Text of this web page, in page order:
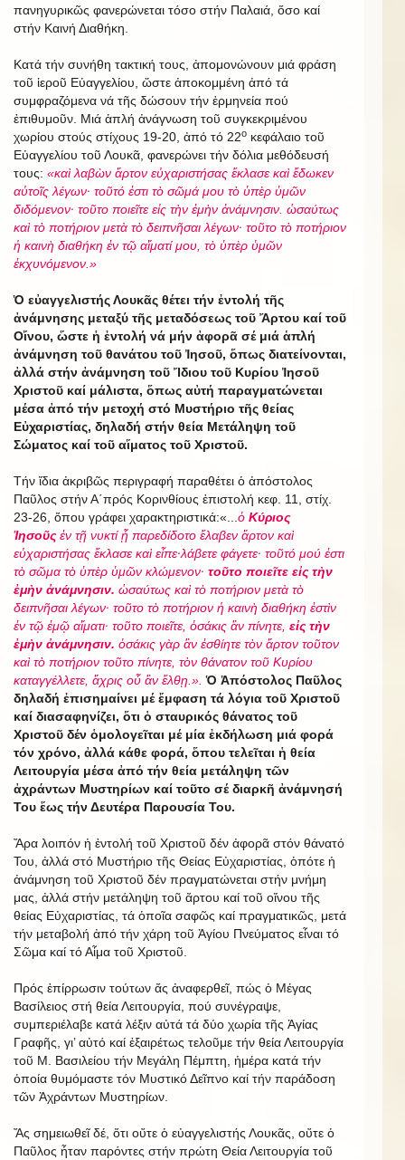
πανηγυρικῶς φανερώνεται τόσο στήν Παλαιά, ὅσο καί
στήν Καινή Διαθήκη.
Κατά τήν συνήθη τακτική τους, ἀπομονώνουν μιά φράση
τοῦ ἱεροῦ Εὐαγγελίου, ὥστε ἀποκομμένη ἀπό τά
συμφραζόμενα νά τῆς δώσουν τήν ἑρμηνεία πού
ἐπιθυμοῦν. Μιά ἁπλή ἀνάγνωση τοῦ συγκεκριμένου
χωρίου στούς στίχους 19-20, ἀπό τό 22ο κεφάλαιο τοῦ
Εὐαγγελίου τοῦ Λουκᾶ, φανερώνει τήν δόλια μεθόδευσή
τους: «καὶ λαβὼν ἄρτον εὐχαριστήσας ἔκλασε καὶ ἔδωκεν
αὐτοῖς λέγων· τοῦτό ἐστι τὸ σῶμά μου τὸ ὑπὲρ ὑμῶν
διδόμενον· τοῦτο ποιεῖτε εἰς τὴν ἐμὴν ἀνάμνησιν. ὡσαύτως
καὶ τὸ ποτήριον μετὰ τὸ δειπνῆσαι λέγων· τοῦτο τὸ ποτήριον
ἡ καινὴ διαθήκη ἐν τῷ αἵματί μου, τὸ ὑπὲρ ὑμῶν
ἐκχυνόμενον.»
Ὁ εὐαγγελιστής Λουκᾶς θέτει τήν ἐντολή τῆς
ἀνάμνησης μεταξύ τῆς μεταδόσεως τοῦ Ἄρτου καί τοῦ
Οἴνου, ὥστε ἡ ἐντολή νά μήν ἀφορᾶ σέ μιά ἁπλή
ἀνάμνηση τοῦ θανάτου τοῦ Ἰησοῦ, ὅπως διατείνονται,
ἀλλά στήν ἀνάμνηση τοῦ Ἴδιου τοῦ Κυρίου Ἰησοῦ
Χριστοῦ καί μάλιστα, ὅπως αὐτή παραγματώνεται
μέσα ἀπό τήν μετοχή στό Μυστήριο τῆς θείας
Εὐχαριστίας, δηλαδή στήν θεία Μετάληψη τοῦ
Σώματος καί τοῦ αἵματος τοῦ Χριστοῦ.
Τήν ἴδια ἀκριβῶς περιγραφή παραθέτει ὁ ἀπόστολος
Παῦλος στήν Α΄πρός Κορινθίους ἐπιστολή κεφ. 11, στίχ.
23-26, ὅπου γράφει χαρακτηριστικά:«... ὁ Κύριος
Ἰησοῦςἐν τῇ νυκτί ᾗ παρεδίδοτο ἔλαβεν ἄρτον καὶ
εὐχαριστήσας ἔκλασε καὶ εἶπε·λάβετε φάγετε· τοῦτό μού ἐστι
τὸ σῶμα τὸ ὑπὲρ ὑμῶν κλώμενον· τοῦτο ποιεῖτε εἰς τὴν
ἐμὴν ἀνάμνησιν. ὡσαύτως καὶ τὸ ποτήριον μετὰ τὸ
δειπνῆσαι λέγων· τοῦτο τὸ ποτήριον ἡ καινὴ διαθήκη ἐστὶν
ἐν τῷ ἐμῷ αἵματι· τοῦτο ποιεῖτε, ὁσάκις ἂν πίνητε, εἰς τὴν
ἐμὴν ἀνάμνησιν. ὁσάκις γὰρ ἂν ἐσθίητε τὸν ἄρτον τοῦτον
καὶ τὸ ποτήριον τοῦτο πίνητε, τὸν θάνατον τοῦ Κυρίου
καταγγέλλετε, ἄχρις οὗ ἂν ἔλθῃ.».Ὁ Ἀπόστολος Παῦλος
δηλαδή ἐπισημαίνει μέ ἔμφαση τά λόγια τοῦ Χριστοῦ
καί διασαφηνίζει, ὅτι ὁ σταυρικός θάνατος τοῦ
Χριστοῦ δέν ὁμολογεῖται μέ μία ἐκδήλωση μιά φορά
τόν χρόνο, ἀλλά κάθε φορά, ὅπου τελεῖται ἡ θεία
Λειτουργία μέσα ἀπό τήν θεία μετάληψη τῶν
ἀχράντων Μυστηρίων καί τοῦτο σέ διαρκῆ ἀνάμνησή
Του ἕως τήν Δευτέρα Παρουσία Του.
Ἄρα λοιπόν ἡ ἐντολή τοῦ Χριστοῦ δέν ἀφορᾶ στόν θάνατό
Του, ἀλλά στό Μυστήριο τῆς Θείας Εὐχαριστίας, ὁπότε ἡ
ἀνάμνηση τοῦ Χριστοῦ δέν πραγματώνεται στήν μνήμη
μας, ἀλλά στήν μετάληψη τοῦ ἄρτου καί τοῦ οἴνου τῆς
θείας Εὐχαριστίας, τά ὁποῖα σαφῶς καί πραγματικῶς, μετά
τήν μεταβολή ἀπό τήν χάρη τοῦ Ἁγίου Πνεύματος εἶναι τό
Σῶμα καί τό Αἷμα τοῦ Χριστοῦ.
Πρός ἐπίρρωσιν τούτων ἄς ἀναφερθεῖ, πώς ὁ Μέγας
Βασίλειος στή θεία Λειτουργία, πού συνέγραψε,
συμπεριέλαβε κατά λέξιν αὐτά τά δύο χωρία τῆς Ἁγίας
Γραφῆς, γι’ αὐτό καί ἐξαιρέτως τελοῦμε τήν θεία Λειτουργία
τοῦ Μ. Βασιλείου τήν Μεγάλη Πέμπτη, ἡμέρα κατά τήν
ὁποία θυμόμαστε τόν Μυστικό Δεῖπνο καί τήν παράδοση
τῶν Ἀχράντων Μυστηρίων.
Ἄς σημειωθεῖ δέ, ὅτι οὔτε ὁ εὐαγγελιστής Λουκᾶς, οὔτε ὁ
Παῦλος ἦταν παρόντες στήν πρώτη Θεία Λειτουργία τοῦ